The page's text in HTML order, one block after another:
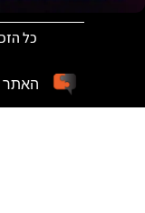
כל
האתר עוצב